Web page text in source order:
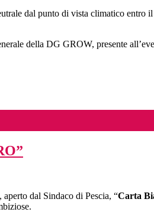
dal punto di vista climatico entro
della DG GROW, presente
dal Sindaco di Pescia, “Carta